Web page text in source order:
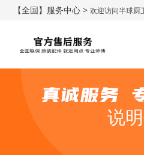
【全国】服务中心 >欢迎访问半球厨
说